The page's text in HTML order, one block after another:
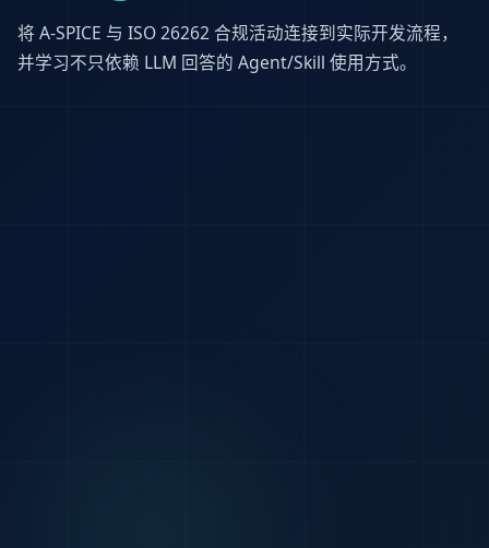
将 A-SPICE 与 ISO 26262 合规活动连接到实际开发流程，
并学习不只依赖 LLM 回答的 Agent/Skill 使用方式。